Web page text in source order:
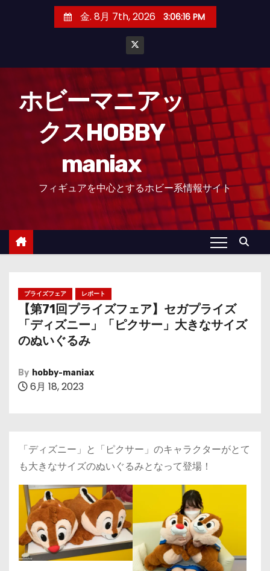
金. 8月 7th, 2026 3:06:17 PM
ホビーマニアッ
クスHOBBY
maniax
フィギュアを中心とするホビー系情報サイト
プライズフェア レポート
【第71回プライズフェア】セガプライズ
「ディズニー」「ピクサー」大きなサイズ
のぬいぐるみ
By hobby-maniax
6月 18, 2023
「ディズニー」と「ピクサー」のキャラクターがとて
も大きなサイズのぬいぐるみとなって登場！